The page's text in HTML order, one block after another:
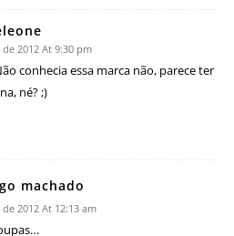
2012 At 9:30 pm
conhecia essa marca não, parece ter
né? ;)
machado
2012 At 12:13 am